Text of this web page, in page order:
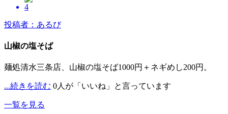
4
投稿者：あるび
山椒の塩そば
麺処清水三条店、山椒の塩そば1000円＋ネギめし200円。
...続きを読む 0人が「いいね」と言っています
一覧を見る